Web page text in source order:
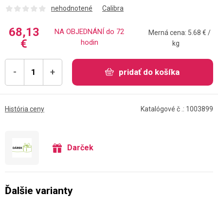
nehodnotené Calibra
68,13
€
NA OBJEDNÁNÍ do 72
hodin
Merná cena: 5.68 € /
kg
- + pridať do košíka
História ceny Katalógové č .: 1003899
Darček
Ďalšie varianty